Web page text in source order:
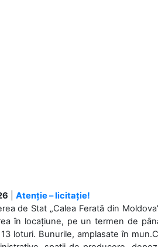
Atenție – licitație!
de Stat „Calea Ferată din
în locațiune, pe un termen de
loturi. Bunurile, amplasate în